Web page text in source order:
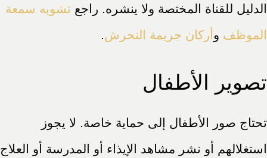
الدليل للقناة المختصة ولا ينشره. راجع تشويه سمعة
الموظف و أركان جريمة التحرش.
تصوير الأطفال
تحتاج صور الأطفال إلى حماية خاصة. لا يجوز
استغلالهم أو نشر مشاهد الإيذاء أو المدرسة أو العلاج